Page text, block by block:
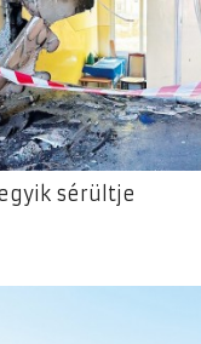
sérültje